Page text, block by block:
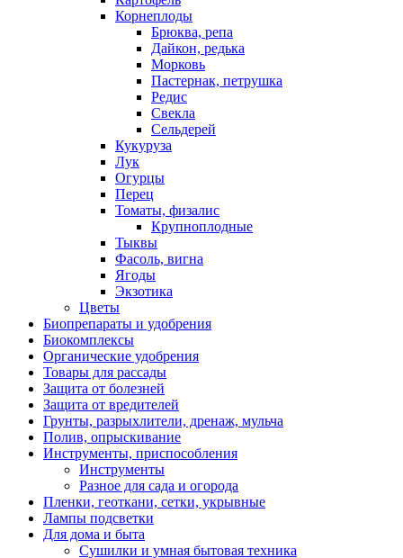
Корнеплоды
Брюква, репа
Дайкон, редька
Морковь
Пастернак, петрушка
Редис
Свекла
Сельдерей
Кукуруза
Лук
Огурцы
Перец
Томаты, физалис
Крупноплодные
Тыквы
Фасоль, вигна
Ягоды
Экзотика
Цветы
Биопрепараты и удобрения
Биокомплексы
Органические удобрения
Товары для рассады
Защита от болезней
Защита от вредителей
Грунты, разрыхлители, дренаж, мульча
Полив, опрыскивание
Инструменты, приспособления
Инструменты
Разное для сада и огорода
Пленки, геоткани, сетки, укрывные
Лампы подсветки
Для дома и быта
Сушилки и умная бытовая техника